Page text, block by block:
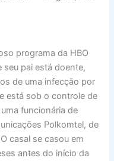
programa da HBO
seu pai está doente,
de uma infecção por
está sob o controle de
funcionária de
Polkomtel, de
casal se casou em
antes do início da